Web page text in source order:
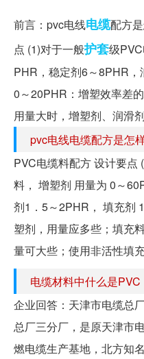
前言：pvc电线电缆配方
点 (1)对于一般护套级
PHR，稳定剂6～8PHR
0～20PHR：增塑效率差
用量大时，增塑剂、润滑
pvc电线电缆配方是怎
PVC电缆料配方 设计要点
料， 增塑剂 用量为 0～
剂1．5～2PHR， 填充剂
塑剂，用量应多些；填充
量可大些；使用非活性填
电缆材料中什么是PVC
企业回答：天津市电缆总
总厂三分厂，是原天津市
燃电缆生产基地，北方知